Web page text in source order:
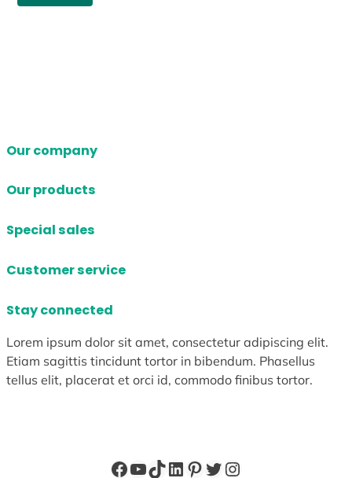
Our company
Our products
Special sales
Customer service
Stay connected
Lorem ipsum dolor sit amet, consectetur adipiscing elit.
Etiam sagittis tincidunt tortor in bibendum. Phasellus
tellus elit, placerat et orci id, commodo finibus tortor.
Facebook
YouTube
TikTok
LinkedIn
Pinterest
X Instagram